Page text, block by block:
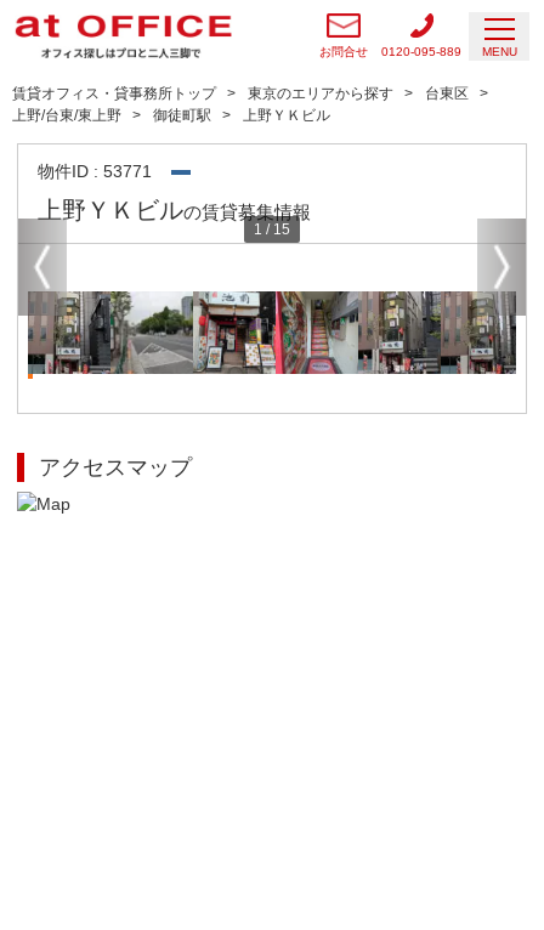
お問合せ 0120-095-889 MENU
賃貸オフィス・貸事務所トップ 東京のエリアから探す
台東区
上野/台東/東上野
御徒町駅 上野ＹＫビル
物件ID : 53771
上野ＹＫビルの賃貸募集情報
1 / 15
アクセスマップ